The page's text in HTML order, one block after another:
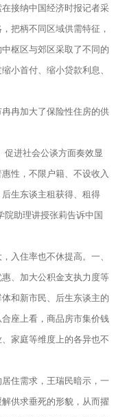
接纳中国经济时报记者采
把柄不同区域供需特征，
枢区与郊区采取了不同的
小首付、缩小贷款利息、
冉加大了保险性住房的供
进社会公谈方面奏效显
性，不限户籍、不设收入
生东谈主租获得、租得
院助理讲授张莉告诉中国
住率也不休提高。一、
、加大公积金支执力度等
和新市民、后生东谈主的
座上看，商品房市集价钱
家庭等维度上的各异也不
住需求，王瑞民暗示，一
供求垂死的形貌，从而擢